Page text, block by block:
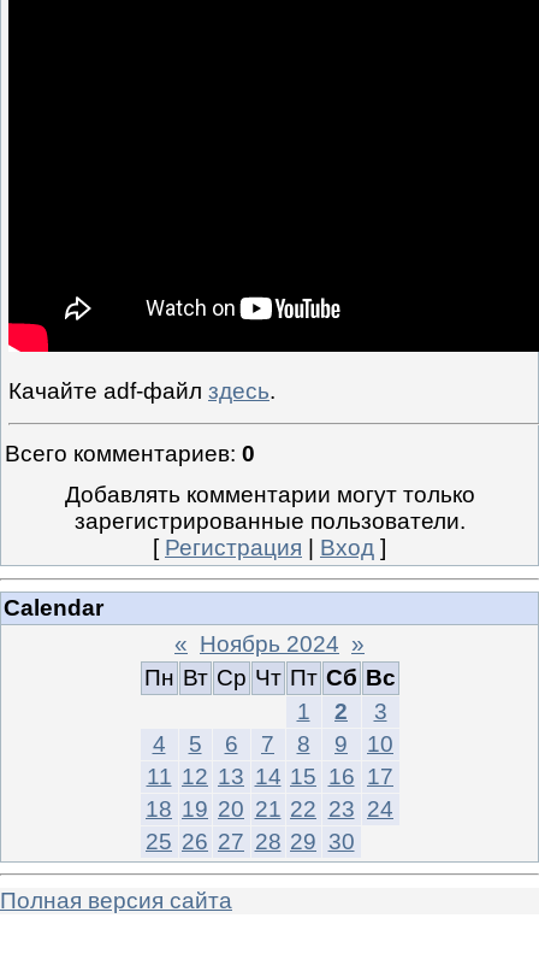
Качайте adf-файл здесь.
Всего комментариев: 0
Добавлять комментарии могут только
зарегистрированные пользователи.
[ Регистрация Вход ]
Calendar
« Ноябрь 2024 »
Пн Вт Ср Чт Пт Сб Вс
1
2
3
4
5 6 7 8 9
10
11 12 13 14 15 16 17
18 19 20 21 22 23 24
25 26 27 28 29 30
Полная версия сайта